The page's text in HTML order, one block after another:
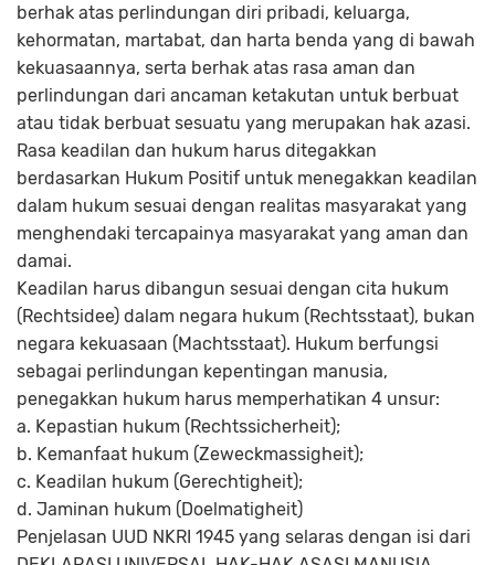
berhak atas perlindungan diri pribadi, keluarga,
kehormatan, martabat, dan harta benda yang di bawah
kekuasaannya, serta berhak atas rasa aman dan
perlindungan dari ancaman ketakutan untuk berbuat
atau tidak berbuat sesuatu yang merupakan hak azasi.
Rasa keadilan dan hukum harus ditegakkan
berdasarkan Hukum Positif untuk menegakkan keadilan
dalam hukum sesuai dengan realitas masyarakat yang
menghendaki tercapainya masyarakat yang aman dan
damai.
Keadilan harus dibangun sesuai dengan cita hukum
(Rechtsidee) dalam negara hukum (Rechtsstaat), bukan
negara kekuasaan (Machtsstaat). Hukum berfungsi
sebagai perlindungan kepentingan manusia,
penegakkan hukum harus memperhatikan 4 unsur:
a. Kepastian hukum (Rechtssicherheit);
b. Kemanfaat hukum (Zeweckmassigheit);
c. Keadilan hukum (Gerechtigheit);
d. Jaminan hukum (Doelmatigheit)
Penjelasan UUD NKRI 1945 yang selaras dengan isi dari